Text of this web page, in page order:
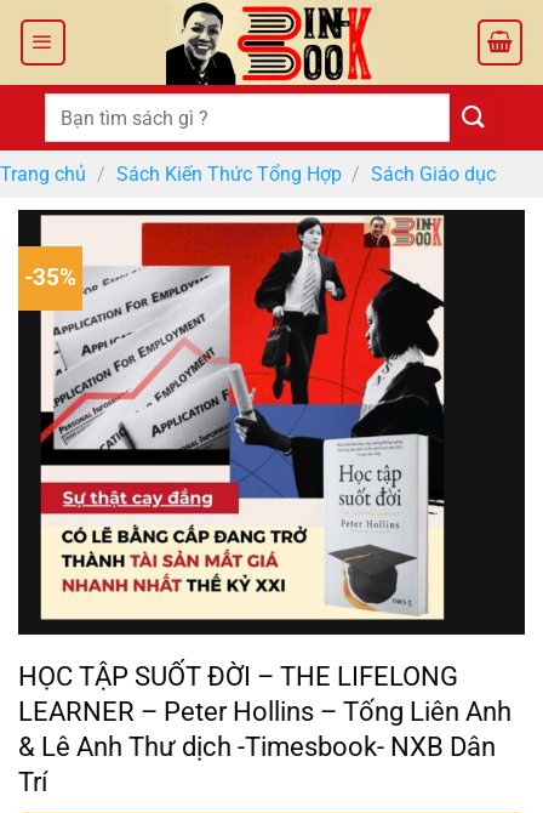
Tìm
kiếm:
Trang chủ / Sách Kiến Thức Tổng Hợp / Sách Giáo dục
-35%
HỌC TẬP SUỐT ĐỜI – THE LIFELONG
LEARNER – Peter Hollins – Tống Liên Anh
& Lê Anh Thư dịch -Timesbook- NXB Dân
Trí